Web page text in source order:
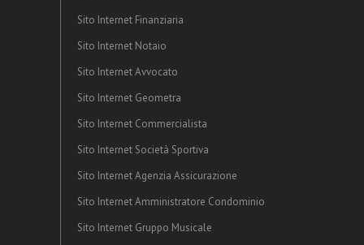
Sito Internet Finanziaria
Sito Internet Notaio
Sito Internet Avvocato
Sito Internet Geometra
Sito Internet Commercialista
Sito Internet Società Sportiva
Sito Internet Agenzia Assicurazione
Sito Internet Amministratore Condominio
Sito Internet Gruppo Musicale